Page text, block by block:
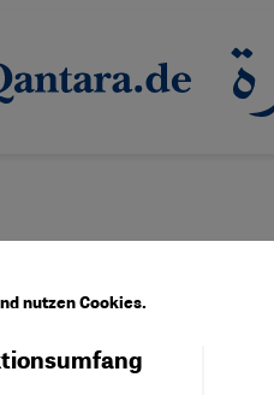
nutzen Cookies.